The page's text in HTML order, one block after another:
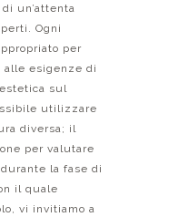
un’attenta
Ogni
per
alle esigenze di
sul
utilizzare
diversa; il
per valutare
la fase di
il quale
vi invitiamo a